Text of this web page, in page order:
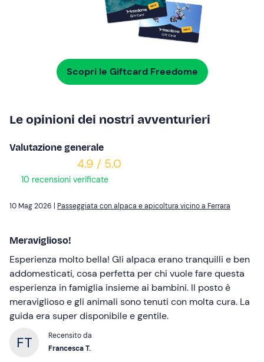
Scopri le Giftcard Freedome
Le opinioni dei nostri avventurieri
Valutazione generale
4.9 / 5.0
10 recensioni verificate
10 Mag 2026 | Passeggiata con alpaca e apicoltura vicino a Ferrara
Meraviglioso!
Esperienza molto bella! Gli alpaca erano tranquilli e ben
addomesticati, cosa perfetta per chi vuole fare questa
esperienza in famiglia insieme ai bambini. Il posto è
meraviglioso e gli animali sono tenuti con molta cura. La
guida era super disponibile e gentile.
Recensito da
Francesca T.